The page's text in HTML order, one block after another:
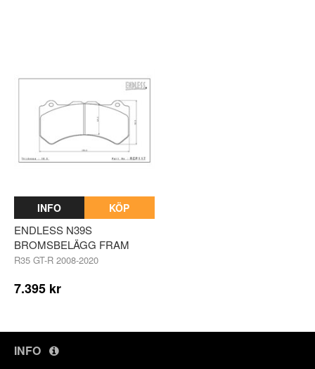
INFO KÖP
ENDLESS N39S
BROMSBELÄGG FRAM
R35 GT-R 2008-2020
7.395 kr
INFO